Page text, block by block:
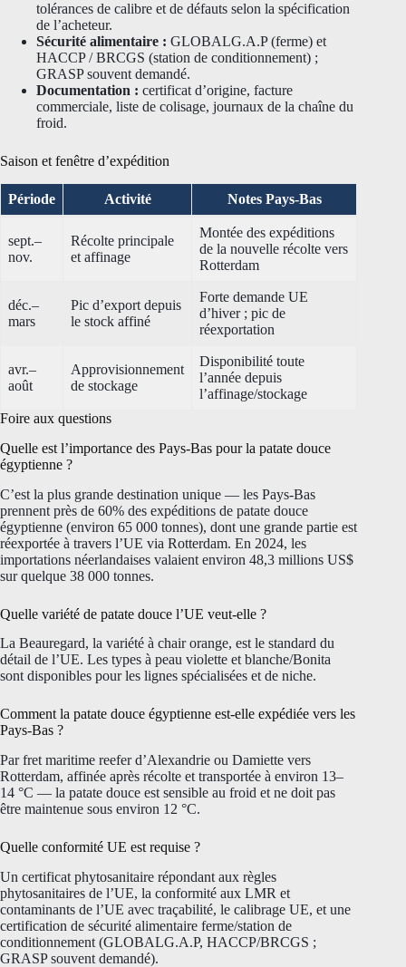
tolérances de calibre et de défauts selon la spécification
de l’acheteur.
Sécurité alimentaire : GLOBALG.A.P (ferme) et
HACCP / BRCGS (station de conditionnement) ;
GRASP souvent demandé.
Documentation : certificat d’origine, facture
commerciale, liste de colisage, journaux de la chaîne du
froid.
Saison et fenêtre d’expédition
Période Activité Notes Pays-Bas
sept.–
nov.
Récolte principale
et affinage
Montée des expéditions
de la nouvelle récolte vers
Rotterdam
déc.–
mars
Pic d’export depuis
le stock affiné
Forte demande UE
d’hiver ; pic de
réexportation
avr.–
août
Approvisionnement
de stockage
Disponibilité toute
l’année depuis
l’affinage/stockage
Foire aux questions
Quelle est l’importance des Pays-Bas pour la patate douce
égyptienne ?
C’est la plus grande destination unique — les Pays-Bas
prennent près de 60% des expéditions de patate douce
égyptienne (environ 65 000 tonnes), dont une grande partie est
réexportée à travers l’UE via Rotterdam. En 2024, les
importations néerlandaises valaient environ 48,3 millions US$
sur quelque 38 000 tonnes.
Quelle variété de patate douce l’UE veut-elle ?
La Beauregard, la variété à chair orange, est le standard du
détail de l’UE. Les types à peau violette et blanche/Bonita
sont disponibles pour les lignes spécialisées et de niche.
Comment la patate douce égyptienne est-elle expédiée vers les
Pays-Bas ?
Par fret maritime reefer d’Alexandrie ou Damiette vers
Rotterdam, affinée après récolte et transportée à environ 13–
14 °C — la patate douce est sensible au froid et ne doit pas
être maintenue sous environ 12 °C.
Quelle conformité UE est requise ?
Un certificat phytosanitaire répondant aux règles
phytosanitaires de l’UE, la conformité aux LMR et
contaminants de l’UE avec traçabilité, le calibrage UE, et une
certification de sécurité alimentaire ferme/station de
conditionnement (GLOBALG.A.P, HACCP/BRCGS ;
GRASP souvent demandé).